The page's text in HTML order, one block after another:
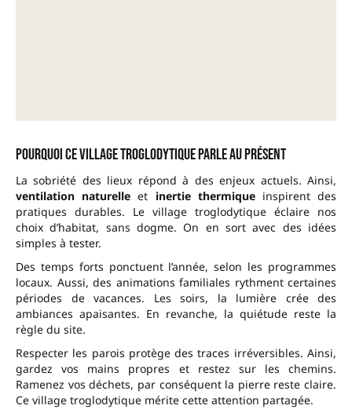
Pourquoi ce village troglodytique parle au présent
La sobriété des lieux répond à des enjeux actuels. Ainsi,
ventilation naturelle et inertie thermiqueinspirent des
pratiques durables. Le village troglodytique éclaire nos
choix d’habitat, sans dogme. On en sort avec des idées
simples à tester.
Des temps forts ponctuent l’année, selon les programmes
locaux. Aussi, des animations familiales rythment certaines
périodes de vacances. Les soirs, la lumière crée des
ambiances apaisantes. En revanche, la quiétude reste la
règle du site.
Respecter les parois protège des traces irréversibles. Ainsi,
gardez vos mains propres et restez sur les chemins.
Ramenez vos déchets, par conséquent la pierre reste claire.
Ce village troglodytique mérite cette attention partagée.